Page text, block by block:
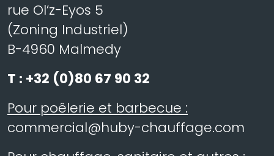
rue Ol’z-Eyos 5
(Zoning Industriel)
B-4960 Malmedy
T : +32 (0)80 67 90 32
Pour poêlerie et barbecue :
commercial@huby-chauffage.com